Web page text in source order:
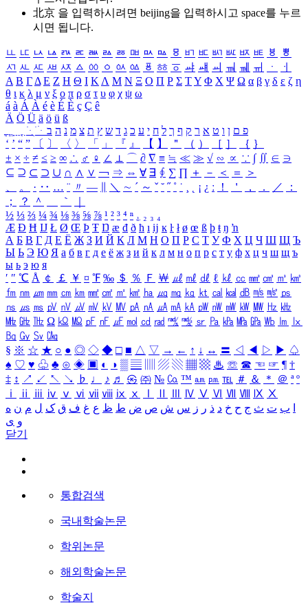
北京 을 입력하시려면 beijing을 입력하시고 space를 누르
시면 됩니다.
ㅥ ㅦ ㅧ ㅨ ㅩ ㅪ ㅫ ㅬ ㅭ ㅮ ㅯ ㅰ ㅱ ㅲ ㅳ ㅴ ㅵ ㅶ ㅷ ㅸ
ㅹ
ㅺ ㅻ ㅼ ㅽ ㅾ ㅿ ㆀ ㆁ ㆂ ㆃ ㆄ ㆅ ㆆ ㆇ ㆈ ㆉ ㆊ ㆋ ㆌ ㆍ
ㆎ
Α Β ΓΔ Ε Ζ Η Θ Ι ΚΛ Μ Ν Ξ Ο Π Ρ Σ ΤΥ Φ Χ Ψ Ω α β γ δ ε ζ η
θ ι κ λ μ ν ξ ο π ρ σ τ υ φ χ ψ ω
á à Á À é è É È ç Ç ê
Ä Ö Ü ä ö ü ß
ִֶֹ ֻּ ׁׂ פ ם ן ו ט א ר ק ף ך ל ח י ע כ ג ד ש ץ ת צ מ נ ה ב
‘ ’ “ ” 〔 〕 〈 〉 「 」 『 』 【 】 ＂ （ ） ［ ］ ｛ ｝
± × ÷ ≠ ≤ ≥ ∞ ∴ ♂ ♀ ∠ ⊥ ⌒ ∂ ∇ ≡ ≒ ≪ ≫ √ ∽ ∝ ∵ ∫ ∬ ∈ ∋
⊆ ⊇ ⊂ ⊃ ∪ ∩ ∧ ∨ ￢ ⇒ ⇔ ∀ ∃ ∮ ∑ ∏ ＋ － ＜ ＝
＞
、
。 · ‥ … ¨ 〃 ― ＼ ∼ ´ ～ ˇ ˘ ˝ ˚ ˙ ¸ ¡ ¿ ː ！ ＇ ， ． ／
：
；
？ ＾ ｀
½ ⅓ ⅔ ¼ ¾ ⅛ ⅜ ⅝ ⅞ ¹ ² ³ ⁴ ⁿ ₁ ₂ ₃ ₄
Æ Ð Ħ Ĳ Ł Ø Œ Þ Ŧ Ŋ æ đ ð ħ ı ĳ ĸ ŀ ł ø œ ß þ ŧ ŋ ŉ
А Б В Г Д Е Ё Ж З И Й К Л М Н О П Р С Т У Ф Х Ц Ч Ш Щ Ъ
Ы Ь Э Ю Я а б в г д е ё ж з и й к л м н о п р с т у ф х ц ч ш щ ъ
ы ь э ю я
′ ″ ℃ Å ￠ ￡ ￥ ¤ ℉ ‰ ＄ ％ Ｆ ￦ ㎕ ㎖ ㎗ ℓ ㎘ ㏄ ㎣ ㎤ ㎥ ㎦
㎙ ㎚ ㎛ ㎜ ㎝ ㎞ ㎟ ㎠ ㎡ ㎢ ㏊ ㎍ ㎎ ㎏ ㏏ ㎈ ㎉ ㏈ ㎧ ㎨ ㎰
㎱ ㎲ ㎳ ㎴ ㎵ ㎶ ㎷ ㎸ ㎹ ㎀ ㎁ ㎂ ㎃ ㎄ ㎺ ㎻ ㎽ ㎾ ㎿ ㎐ ㎑
㎒ ㎓ ㎔ Ω ㏀ ㏁ ㎊ ㎋ ㎌ ㏖ ㏅ ㎭ ㎮ ㎯ ㏛ ㎩ ㎪ ㎫ ㎬ ㏝ ㏐
㏓
㏃ ㏉ ㏜ ㏆
§ ※ ☆ ★ ○ ● ◎ ◇ ◆ □ ■ △ ▽ → ← ↑ ↓ ↔ 〓 ◁ ◀ ▷ ▶ ♤
♠ ♡ ♥ ♧ ♣ ⊙ ◈ ▣ ◐ ◑ ▒ ▤ ▨ ▧ ▦ ▩ ♨ ☏ ☎ ☜ ☞ ¶ †
‡ ↕ ↗ ↙ ↖ ↘ ♭ ♩ ♪ ♬ ㉿ ㈜ № ㏇ ™ ㏂ ㏘ ℡ ＃ ＆ ＊ ＠ ª º
ⅰ
ⅱ ⅲ ⅳ ⅴ ⅵ ⅶ ⅷ ⅸ ⅹ Ⅳ Ⅴ Ⅵ Ⅶ Ⅷ Ⅸ Ⅹ
ب ت ث ج ح خ د ذ ر ز س ش ص ض ط ظ ع غ ف ق ک ل م ن ه
و ی
닫기
통합검색
국내학술논문
학위논문
해외학술논문
학술지